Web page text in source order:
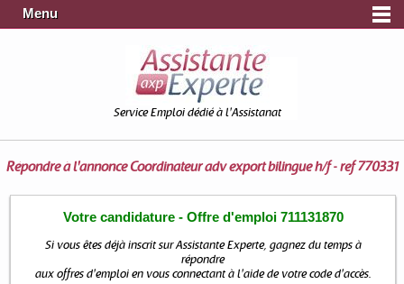
Menu
Service Emploi dédié à l'Assistanat
Répondre à l'annonceCoordinateur adv export bilingue h/f - ref 770331
Votre candidature - Offre d'emploi 711131870
Si vous êtes déjà inscrit sur Assistante Experte, gagnez du temps à
répondre
aux offres d'emploi en vous connectant à l'aide de votre code d'accès.